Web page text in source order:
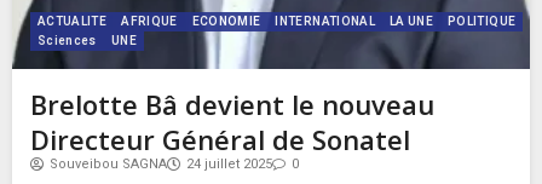
ACTUALITE AFRIQUE ECONOMIE INTERNATIONAL LA UNE
POLITIQUE
Sciences
UNE
Brelotte Bâ devient le nouveau
Directeur Général de Sonatel
Souveibou SAGNA 24 juillet 2025 0